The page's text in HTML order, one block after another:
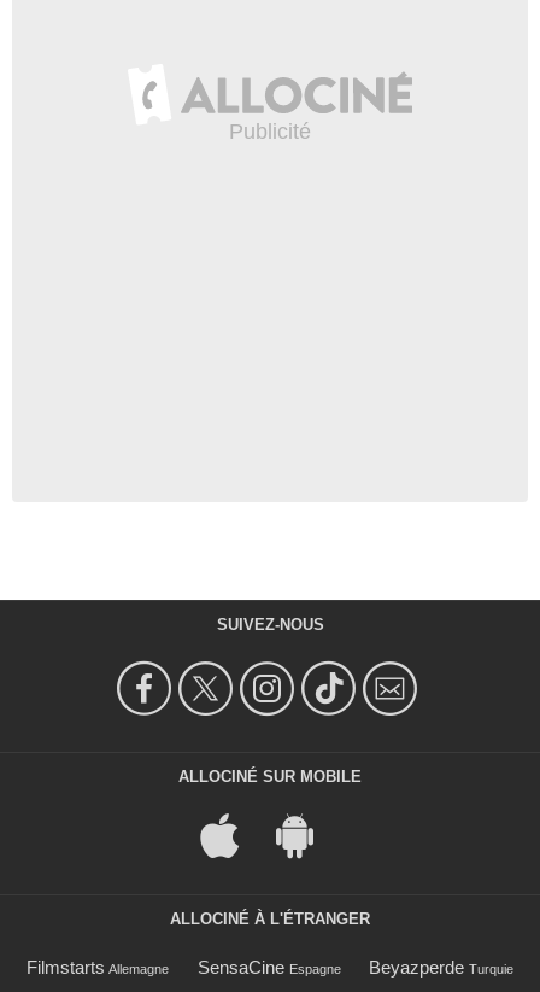
SUIVEZ-NOUS
ALLOCINÉ SUR MOBILE
ALLOCINÉ À L'ÉTRANGER
Filmstarts Allemagne SensaCine Espagne Beyazperde Turquie